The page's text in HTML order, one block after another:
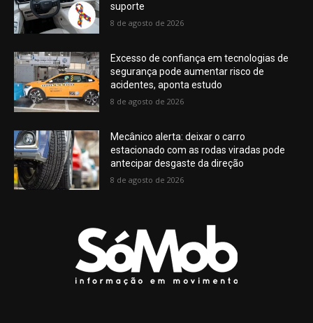
suporte
8 de agosto de 2026
Excesso de confiança em tecnologias de
segurança pode aumentar risco de
acidentes, aponta estudo
8 de agosto de 2026
Mecânico alerta: deixar o carro
estacionado com as rodas viradas pode
antecipar desgaste da direção
8 de agosto de 2026